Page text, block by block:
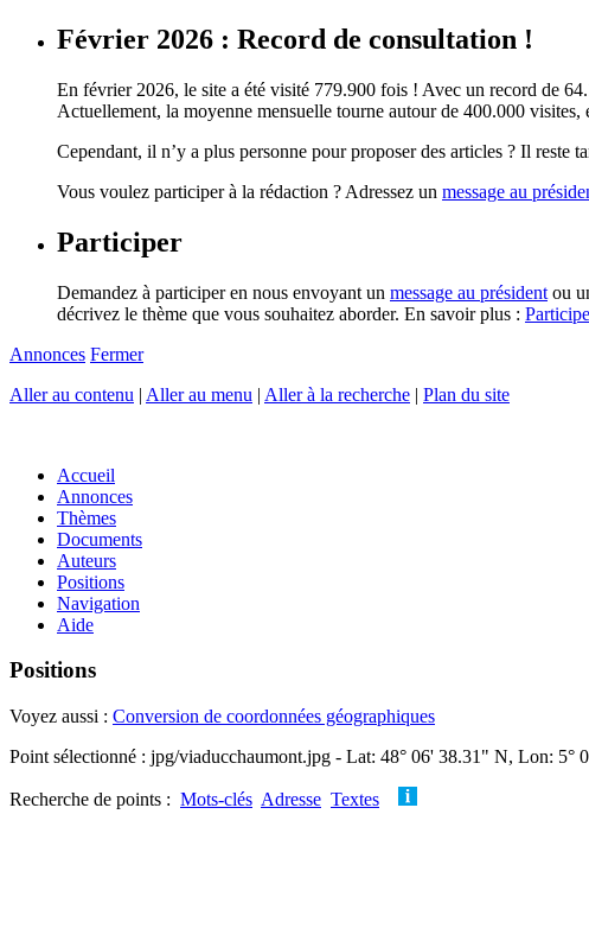
Février 2026 : Record de consultation !
En février 2026, le site a été visité 779.900 fois ! Avec un record de
Actuellement, la moyenne mensuelle tourne autour de 400.000 visites,
Cependant, il n’y a plus personne pour proposer des articles ? Il reste
Vous voulez participer à la rédaction ? Adressez un message au
Participer
Demandez à participer en nous envoyant un message au président ou
décrivez le thème que vous souhaitez aborder. En savoir plus :
Annonces Fermer
Aller au contenu | Aller au menu | Aller à la recherche | Plan du site
Accueil
Annonces
Thèmes
Documents
Auteurs
Positions
Navigation
Aide
Positions
Voyez aussi : Conversion de coordonnées géographiques
Point sélectionné : jpg/viaducchaumont.jpg - Lat: 48° 06' 38.31" N, Lon: 5°
Recherche de points : Mots-clés Adresse Textes